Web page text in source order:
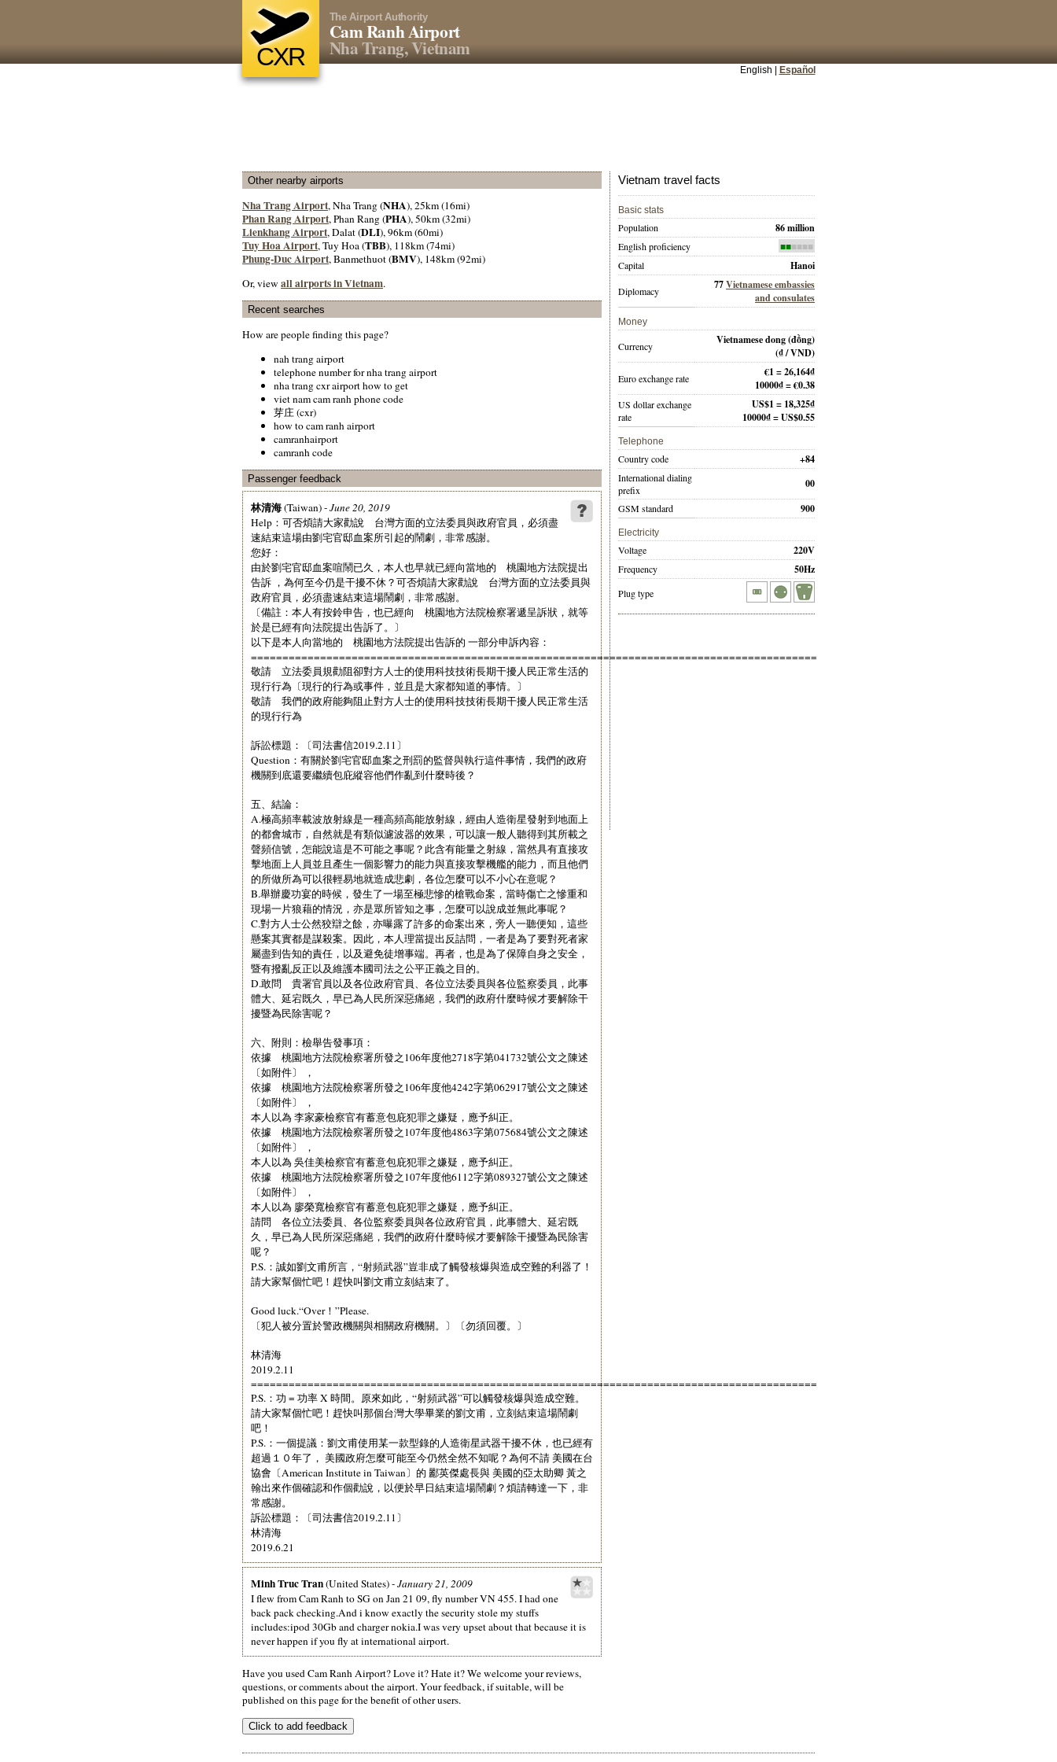
CXR
The Airport Authority
Cam Ranh Airport
Nha Trang, Vietnam
English | Español
Other nearby airports
Nha Trang Airport, Nha Trang (NHA), 25km (16mi)
Phan Rang Airport, Phan Rang (PHA), 50km (32mi)
Lienkhang Airport, Dalat (DLI), 96km (60mi)
Tuy Hoa Airport, Tuy Hoa (TBB), 118km (74mi)
Phung-Duc Airport, Banmethuot (BMV), 148km (92mi)
Or, view all airports in Vietnam.
Recent searches
How are people finding this page?
nah trang airport
telephone number for nha trang airport
nha trang cxr airport how to get
viet nam cam ranh phone code
芽庄 (cxr)
how to cam ranh airport
camranhairport
camranh code
Passenger feedback
林清海(Taiwan) -June 20, 2019
Help：可否煩請大家勸說 台灣方面的立法委員與政府官員，必須盡
速結束這場由劉宅官邸血案所引起的鬧劇，非常感謝。
您好：
由於劉宅官邸血案喧鬧已久，本人也早就已經向當地的 桃園地方法院提出
告訴 ，為何至今仍是干擾不休？可否煩請大家勸說 台灣方面的立法委員與
政府官員，必須盡速結束這場鬧劇，非常感謝。
〔備註：本人有按鈴申告，也已經向 桃園地方法院檢察署遞呈訴狀，就等
於是已經有向法院提出告訴了。〕
以下是本人向當地的 桃園地方法院提出告訴的 一部分申訴內容：
==========================================================================================
敬請 立法委員規勸阻卻對方人士的使用科技技術長期干擾人民正常生活的
現行行為〔現行的行為或事件，並且是大家都知道的事情。〕
敬請 我們的政府能夠阻止對方人士的使用科技技術長期干擾人民正常生活
的現行行為
訴訟標題：〔司法書信2019.2.11〕
Question：有關於劉宅官邸血案之刑罰的監督與執行這件事情，我們的政府
機關到底還要繼續包庇縱容他們作亂到什麼時後？
五、結論：
A.極高頻率載波放射線是一種高頻高能放射線，經由人造衛星發射到地面上
的都會城市，自然就是有類似濾波器的效果，可以讓一般人聽得到其所載之
聲頻信號，怎能說這是不可能之事呢？此含有能量之射線，當然具有直接攻
擊地面上人員並且產生一個影響力的能力與直接攻擊機艦的能力，而且他們
的所做所為可以很輕易地就造成悲劇，各位怎麼可以不小心在意呢？
B.舉辦慶功宴的時候，發生了一場至極悲慘的槍戰命案，當時傷亡之慘重和
現場一片狼藉的情況，亦是眾所皆知之事，怎麼可以說成並無此事呢？
C.對方人士公然狡辯之餘，亦曝露了許多的命案出來，旁人一聽便知，這些
懸案其實都是謀殺案。因此，本人理當提出反詰問，一者是為了要對死者家
屬盡到告知的責任，以及避免徒增事端。再者，也是為了保障自身之安全，
暨有撥亂反正以及維護本國司法之公平正義之目的。
D.敢問 貴署官員以及各位政府官員、各位立法委員與各位監察委員，此事
體大、延宕既久，早已為人民所深惡痛絕，我們的政府什麼時候才要解除干
擾暨為民除害呢？
六、附則：檢舉告發事項：
依據 桃園地方法院檢察署所發之106年度他2718字第041732號公文之陳述
〔如附件〕 ，
依據 桃園地方法院檢察署所發之106年度他4242字第062917號公文之陳述
〔如附件〕 ，
本人以為 李家豪檢察官有蓄意包庇犯罪之嫌疑，應予糾正。
依據 桃園地方法院檢察署所發之107年度他4863字第075684號公文之陳述
〔如附件〕 ，
本人以為 吳佳美檢察官有蓄意包庇犯罪之嫌疑，應予糾正。
依據 桃園地方法院檢察署所發之107年度他6112字第089327號公文之陳述
〔如附件〕 ，
本人以為 廖榮寬檢察官有蓄意包庇犯罪之嫌疑，應予糾正。
請問 各位立法委員、各位監察委員與各位政府官員，此事體大、延宕既
久，早已為人民所深惡痛絕，我們的政府什麼時候才要解除干擾暨為民除害
呢？
P.S.：誠如劉文甫所言，“射頻武器”豈非成了觸發核爆與造成空難的利器了！
請大家幫個忙吧！趕快叫劉文甫立刻結束了。
Good luck.“Over！”Please.
〔犯人被分置於警政機關與相關政府機關。〕〔勿須回覆。〕
林清海
2019.2.11
==========================================================================================
P.S.：功 = 功率 X 時間。原來如此，“射頻武器”可以觸發核爆與造成空難。
請大家幫個忙吧！趕快叫那個台灣大學畢業的劉文甫，立刻結束這場鬧劇
吧！
P.S.：一個提議：劉文甫使用某一款型錄的人造衛星武器干擾不休，也已經有
超過１０年了， 美國政府怎麼可能至今仍然全然不知呢？為何不請 美國在台
協會〔American Institute in Taiwan〕的 酈英傑處長與 美國的亞太助卿 黃之
翰出來作個確認和作個勸說，以便於早日結束這場鬧劇？煩請轉達一下，非
常感謝。
訴訟標題：〔司法書信2019.2.11〕
林清海
2019.6.21
Minh Truc Tran(United States) -January 21, 2009
I flew from Cam Ranh to SG on Jan 21 09, fly number VN 455. I had one
back pack checking.And i know exactly the security stole my stuffs
includes:ipod 30Gb and charger nokia.I was very upset about that because it is
never happen if you fly at international airport.
Have you used Cam Ranh Airport? Love it? Hate it? We welcome your reviews,
questions, or comments about the airport. Your feedback, if suitable, will be
published on this page for the benefit of other users.
Vietnam travel facts
Basic stats
Population 86 million
English proficiency ■■■■■■
Capital Hanoi
Diplomacy 77Vietnamese embassies
and consulates
Money
Currency
Vietnamese dong (đồng)
(₫ / VND)
Euro exchange rate
€1 = 26,164₫
10000₫ = €0.38
US dollar exchange
rate
US$1 = 18,325₫
10000₫ = US$0.55
Telephone
Country code +84
International dialing
prefix
00
GSM standard 900
Electricity
Voltage 220V
Frequency 50Hz
Plug type